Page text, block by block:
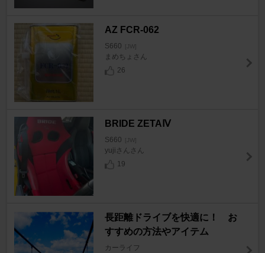
AZ FCR-062
S660 [JW]
まめちょさん
26
BRIDE ZETAⅣ
S660 [JW]
yujiさんさん
19
長距離ドライブを快適に！ お
すすめの方法やアイテム
カーライフ